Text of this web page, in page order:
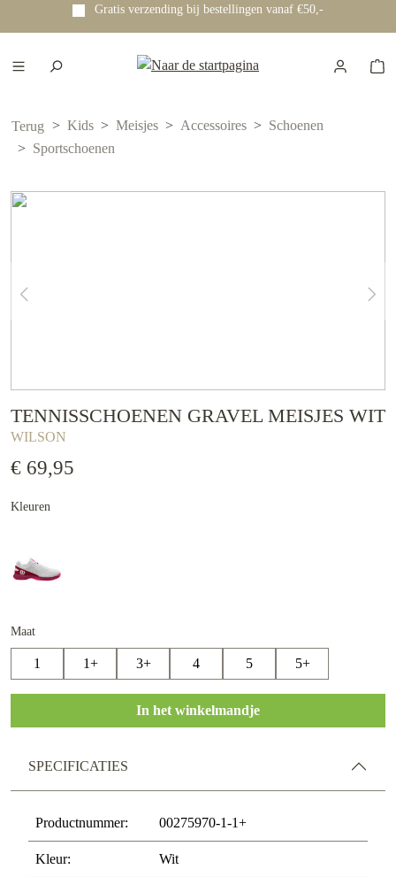
hoofdinhoud
Gratis verzending bij bestellingen vanaf €50,-
Terug Kids Meisjes Accessoires
Schoenen
Sportschoenen
TENNISSCHOENEN GRAVEL MEISJES WIT
WILSON
€ 69,95
Kleuren
Maat
1 1+ 3+ 4 5 5+
In het winkelmandje
SPECIFICATIES
Productnummer: 00275970-1-1+
Kleur: Wit